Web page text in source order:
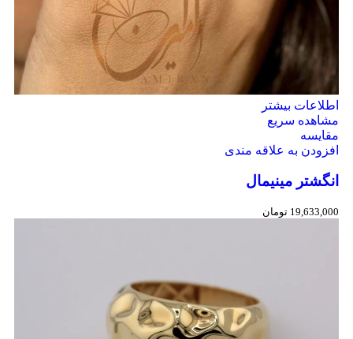
اطلاعات بیشتر
مشاهده سریع
مقایسه
افزودن به علاقه مندی
انگشتر مینیمال
19,633,000 تومان